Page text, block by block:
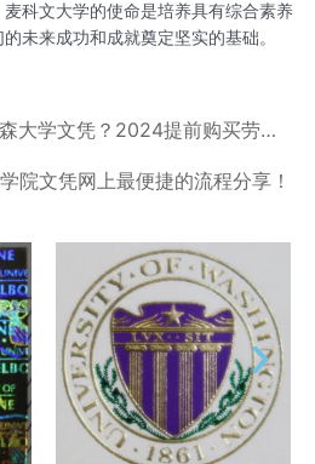
科文大学的使命是培养具有综合素养
未来成功和成就奠定坚实的基础。
如何办理劳伦森大学文凭？2024提前购买劳伦森大学毕业证靠谱平台推荐
院文凭网上最便捷的流程分享！